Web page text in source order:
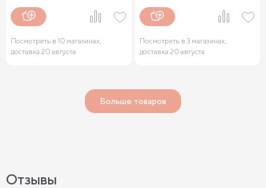
Посмотреть в 10 магазинах,
доставка 20 августа
Посмотреть в 3 магазинах,
доставка 20 августа
Больше товаров
Отзывы